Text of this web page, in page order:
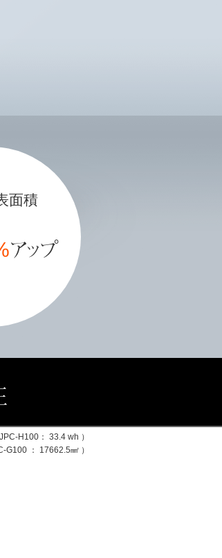
面積
アップ
H100： 33.4 wh ）
： 17662.5㎟ ）